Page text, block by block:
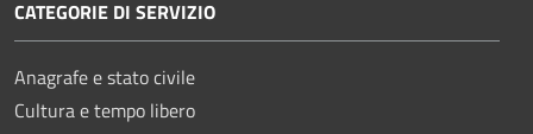
CATEGORIE DI SERVIZIO
Anagrafe e stato civile
Cultura e tempo libero